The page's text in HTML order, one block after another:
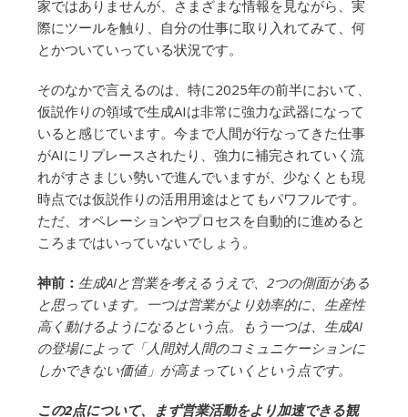
家ではありませんが、さまざまな情報を見ながら、実
際にツールを触り、自分の仕事に取り入れてみて、何
とかついていっている状況です。
そのなかで言えるのは、特に2025年の前半において、
仮説作りの領域で生成AIは非常に強力な武器になって
いると感じています。今まで人間が行なってきた仕事
がAIにリプレースされたり、強力に補完されていく流
れがすさまじい勢いで進んでいますが、少なくとも現
時点では仮説作りの活用用途はとてもパワフルです。
ただ、オペレーションやプロセスを自動的に進めると
ころまではいっていないでしょう。
神前： 生成AIと営業を考えるうえで、2つの側面がある
と思っています。一つは営業がより効率的に、生産性
高く動けるようになるという点。もう一つは、生成AI
の登場によって「人間対人間のコミュニケーションに
しかできない価値」が高まっていくという点です。
この2点について、まず営業活動をより加速できる観